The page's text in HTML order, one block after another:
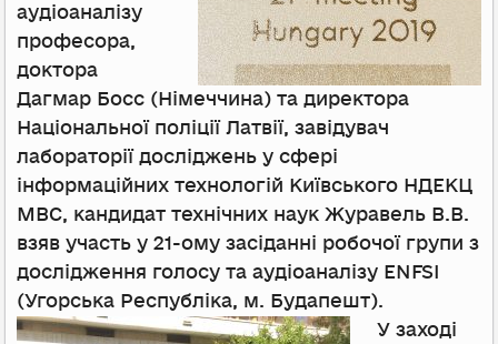
аудіоаналізу
професора,
доктора
Дагмар Босс (Німеччина) та директора
Національної поліції Латвії, завідувач
лабораторії досліджень у сфері
інформаційних технологій Київського НДЕКЦ
МВС, кандидат технічних наук Журавель В.В.
взяв участь у 21-ому засіданні робочої групи з
дослідження голосу та аудіоаналізу ENFSI
(Угорська Республіка, м. Будапешт).
У заході